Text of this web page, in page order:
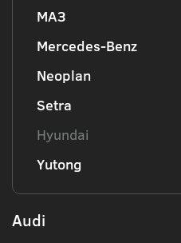
МАЗ
Mercedes-Benz
Neoplan
Setra
Hyundai
Yutong
Audi